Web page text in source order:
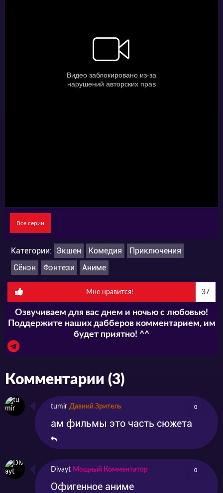
Теперь нашей уважаемой шайке предстоит
помешать разбойникам.
Все серии
Категории: Экшен Комедия
Приключения
Сёнэн
Фэнтези Аниме
Мне нравится! 37
Озвучиваем для вас днем и ночью с любовью!
Поддержите наших дабберов комментарием, им
будет приятно! ^^
Комментарии (3)
tumir Давний Зритель 0
ам фильмы это часть сюжета
Divayt Мощный Комментатор 0
Офигенное аниме